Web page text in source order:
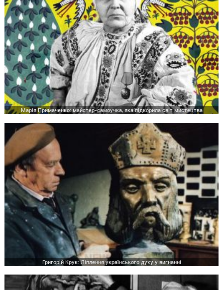
Марія Примаченко: майстер-самоучка, яка підкорила світ мистецтва
Григорій Крук: Ліплення українського духу у вигнанні